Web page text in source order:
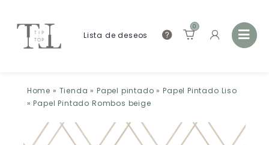
Lista de deseos
0
Home » Tienda » Papel pintado »Papel Pintado Liso
»Papel Pintado Rombos beige